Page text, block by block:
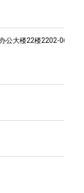
公大楼22楼2202-06室